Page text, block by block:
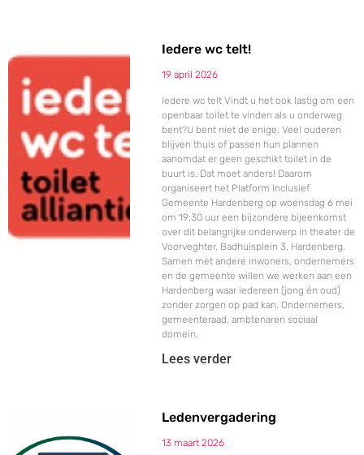
Iedere wc telt!
19 april 2026
Iedere wc telt Vindt u het ook lastig om een
openbaar toilet te vinden als u onderweg
bent?U bent niet de enige. Veel ouderen
blijven thuis of passen hun plannen
aanomdat er geen geschikt toilet in de
buurt is. Dat moet anders! Daarom
organiseert het Platform Inclusief
Gemeente Hardenberg op woensdag 6 mei
om 19:30 uur een bijzondere bijeenkomst
over dit belangrijke onderwerp in theater de
Voorveghter, Badhuisplein 3, Hardenberg.
Samen met andere inwoners, ondernemers
en de gemeente willen we werken aan een
Hardenberg waar iedereen (jong én oud)
zonder zorgen op pad kan. Ondernemers,
gemeenteraad, ambtenaren sociaal
domein,
Lees verder
Ledenvergadering
13 maart 2026